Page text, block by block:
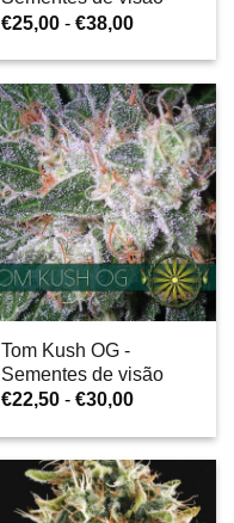
€25,00 - €38,00Gama
preços:
€25,00
a
€38,00
Tom Kush OG -
Sementes de visão
€22,50 - €30,00Gama
preços:
€22,50
a
€30,00